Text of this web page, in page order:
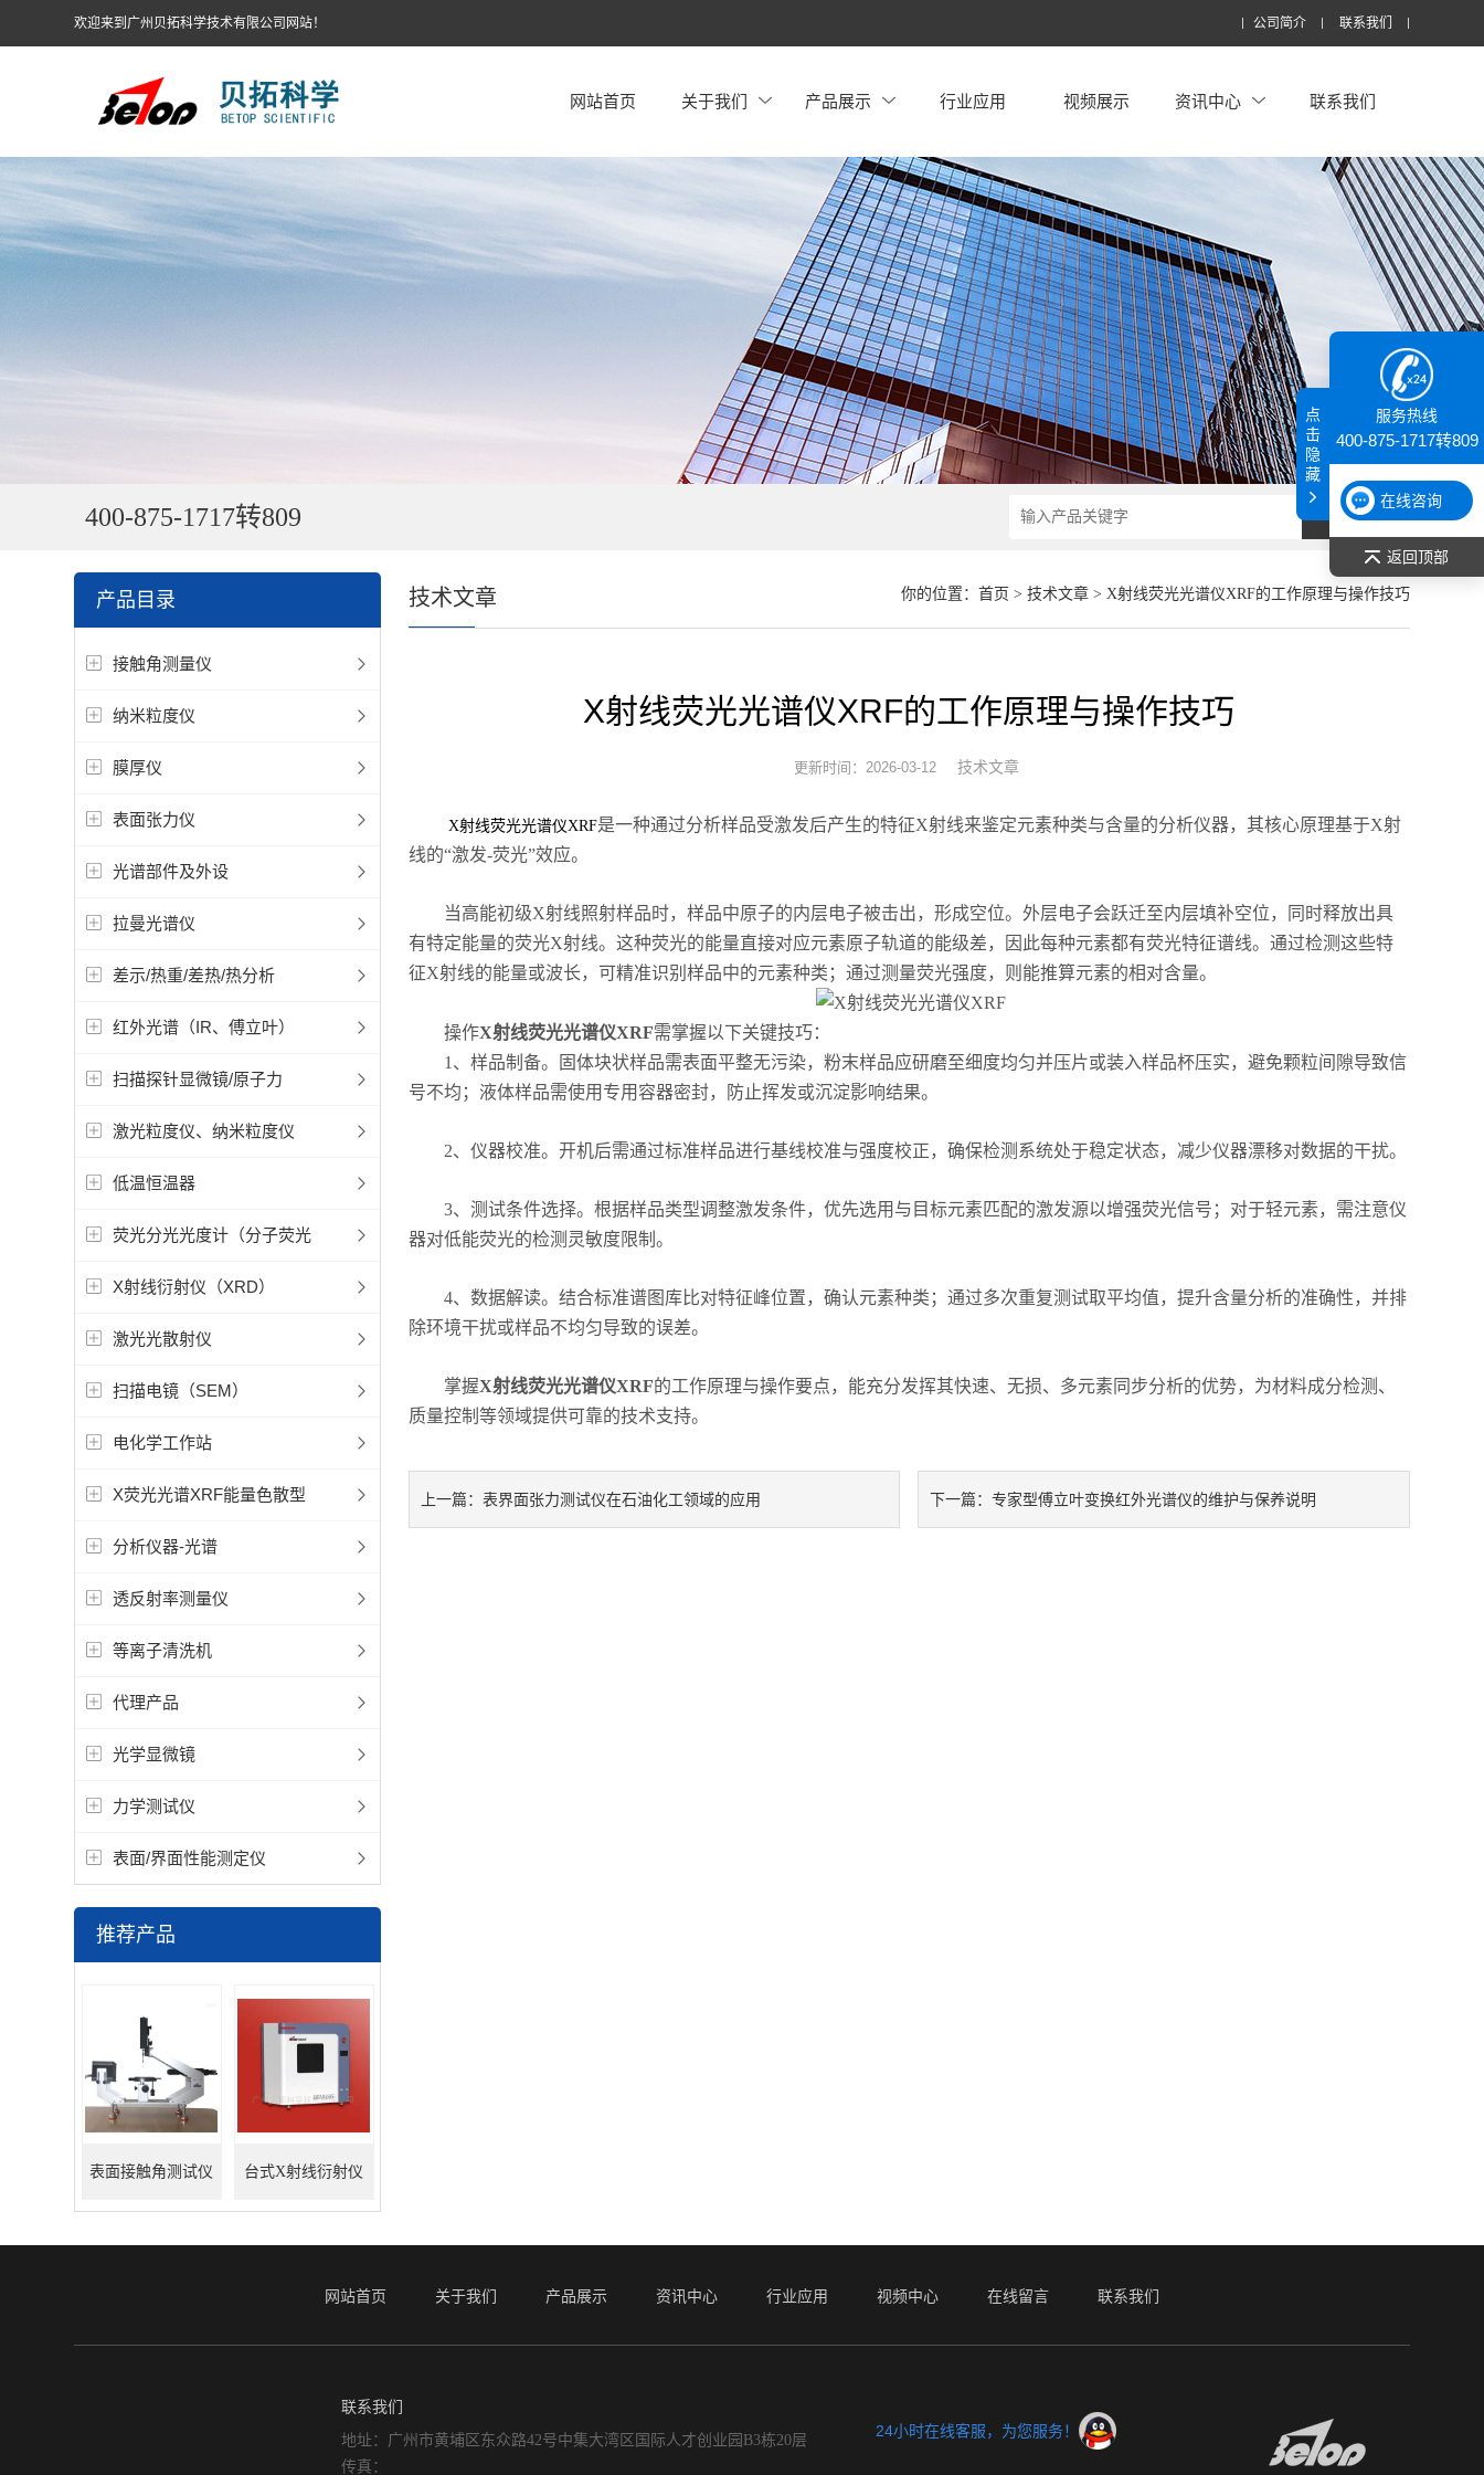
欢迎来到广州贝拓科学技术有限公司网站！ 公司简介 联系我们
网站首页 关于我们 产品展示 行业应用 视频展示 资讯中心 联系我们
400-875-1717转809
产品目录
接触角测量仪
纳米粒度仪
膜厚仪
表面张力仪
光谱部件及外设
拉曼光谱仪
差示/热重/差热/热分析
红外光谱（IR、傅立叶）
扫描探针显微镜/原子力
激光粒度仪、纳米粒度仪
低温恒温器
荧光分光光度计（分子荧光
X射线衍射仪（XRD）
激光光散射仪
扫描电镜（SEM）
电化学工作站
X荧光光谱XRF能量色散型
分析仪器-光谱
透反射率测量仪
等离子清洗机
代理产品
光学显微镜
力学测试仪
表面/界面性能测定仪
推荐产品
表面接触角测试仪 台式X射线衍射仪
你的位置： 首页 > 技术文章> X射线荧光光谱仪XRF的工作原理与操作技巧
技术文章
X射线荧光光谱仪XRF的工作原理与操作技巧
更新时间：2026-03-12 技术文章
X射线荧光光谱仪XRF是一种通过分析样品受激发后产生的特征X射线来鉴定元素种类与含量的分析仪器，其核心原理基于X射
线的“激发-荧光”效应。
当高能初级X射线照射样品时，样品中原子的内层电子被击出，形成空位。外层电子会跃迁至内层填补空位，同时释放出具
有特定能量的荧光X射线。这种荧光的能量直接对应元素原子轨道的能级差，因此每种元素都有荧光特征谱线。通过检测这些特
征X射线的能量或波长，可精准识别样品中的元素种类；通过测量荧光强度，则能推算元素的相对含量。
操作X射线荧光光谱仪XRF需掌握以下关键技巧：
1、样品制备。​​固体块状样品需表面平整无污染，粉末样品应研磨至细度均匀并压片或装入样品杯压实，避免颗粒间隙导致信
号不均；液体样品需使用专用容器密封，防止挥发或沉淀影响结果。
2、仪器校准。​​开机后需通过标准样品进行基线校准与强度校正，确保检测系统处于稳定状态，减少仪器漂移对数据的干扰。
3、测试条件选择。​​根据样品类型调整激发条件，优先选用与目标元素匹配的激发源以增强荧光信号；对于轻元素，需注意仪
器对低能荧光的检测灵敏度限制。
4、数据解读。​​结合标准谱图库比对特征峰位置，确认元素种类；通过多次重复测试取平均值，提升含量分析的准确性，并排
除环境干扰或样品不均匀导致的误差。
掌握X射线荧光光谱仪XRF的工作原理与操作要点，能充分发挥其快速、无损、多元素同步分析的优势，为材料成分检测、
质量控制等领域提供可靠的技术支持。
上一篇： 表界面张力测试仪在石油化工领域的应用 下一篇：专家型傅立叶变换红外光谱仪的维护与保养说明
网站首页 关于我们 产品展示 资讯中心 行业应用 视频中心 在线留言 联系我们
联系我们
地址：广州市黄埔区东众路42号中集大湾区国际人才创业园B3栋20层
传真：
24小时在线客服，为您服务！
服务热线
400-875-1717转809
在线咨询
返回顶部
点
击
隐
藏